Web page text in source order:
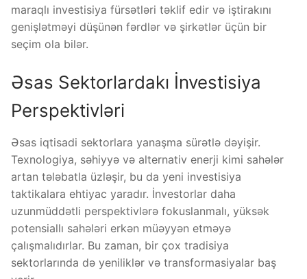
maraqlı investisiya fürsətləri təklif edir və iştirakını
genişlətməyi düşünən fərdlər və şirkətlər üçün bir
seçim ola bilər.
Əsas Sektorlardakı İnvestisiya
Perspektivləri
Əsas iqtisadi sektorlara yanaşma sürətlə dəyişir.
Texnologiya, səhiyyə və alternativ enerji kimi sahələr
artan tələbatla üzləşir, bu da yeni investisiya
taktikalara ehtiyac yaradır. İnvestorlar daha
uzunmüddətli perspektivlərə fokuslanmalı, yüksək
potensiallı sahələri erkən müəyyən etməyə
çalışmalıdırlar. Bu zaman, bir çox tradisiya
sektorlarında də yeniliklər və transformasiyalar baş